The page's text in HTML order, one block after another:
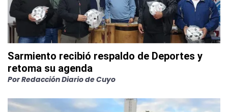
Sarmiento recibió respaldo de Deportes y
retoma su agenda
PorRedacción Diario de Cuyo